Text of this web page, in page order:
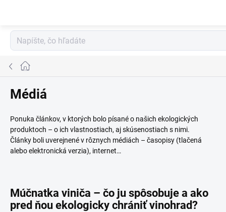
Domov
Médiá
Ponuka článkov, v ktorých bolo písané o našich ekologických
produktoch – o ich vlastnostiach, aj skúsenostiach s nimi.
Články boli uverejnené v rôznych médiách – časopisy (tlačená
alebo elektronická verzia), internet…
Múčnatka viniča – čo ju spôsobuje a ako
pred ňou ekologicky chrániť vinohrad?